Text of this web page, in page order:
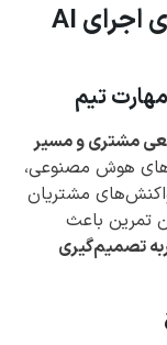
راهنمای عملی استارتاپ‌ها برای اجرای AI
تیم
مشتری و مسیر
هوش مصنوعی،
واکنش‌های مشتریان
تمرین باعث
تصمیم‌گیری